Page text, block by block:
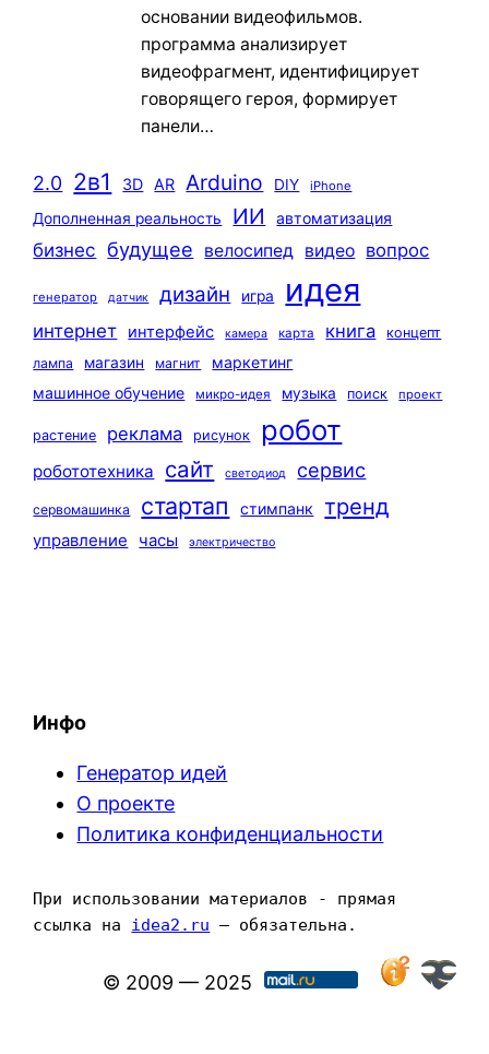
основании видеофильмов.
программа анализирует
видеофрагмент, идентифицирует
говорящего героя, формирует
панели…
2.0 2в1 3D AR Arduino DIY iPhone
Дополненная реальность ИИ автоматизация
бизнес будущее велосипед видео вопрос
генератор датчик дизайн игра идея
интернет интерфейс камера карта книга
концепт
лампа
магазин магнит
маркетинг
машинное обучение
микро-идея музыка поиск проект
растение реклама рисунок робот
робототехника сайт светодиод сервис
сервомашинка стартап стимпанк тренд
управление часы электричество
Инфо
Генератор идей
О проекте
Политика конфиденциальности
При использовании материалов - прямая
ссылка на idea2.ru — обязательна.
© 2009 — 2025